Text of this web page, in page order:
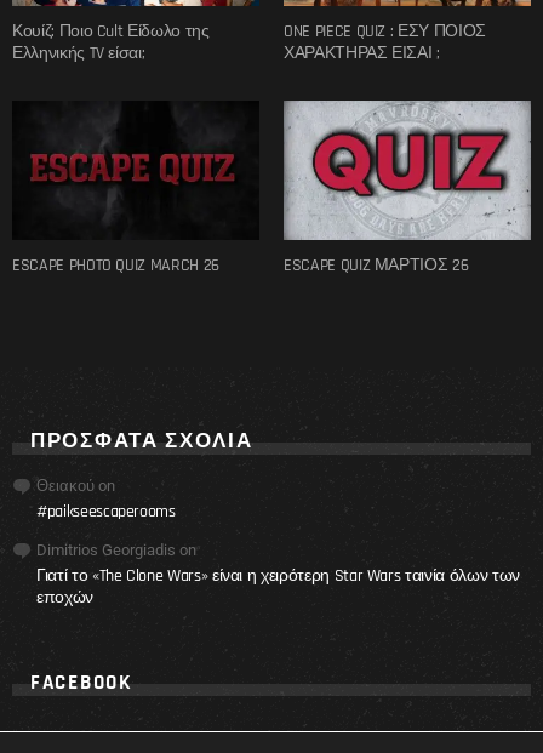
Κουίζ: Ποιο Cult Είδωλο της
Ελληνικής TV είσαι;
ONE PIECE QUIZ : ΕΣΥ ΠΟΙΟΣ
ΧΑΡΑΚΤΗΡΑΣ ΕΙΣΑΙ ;
ESCAPE PHOTO QUIZ MARCH 26 ESCAPE QUIZ ΜΑΡΤΙΟΣ 26
ΠΡΌΣΦΑΤΑ ΣΧΌΛΙΑ
Θειακού on
#paikseescaperooms
Dimitrios Georgiadis on
Γιατί το «The Clone Wars» είναι η χειρότερη Star Wars ταινία όλων των
εποχών
FACEBOOK